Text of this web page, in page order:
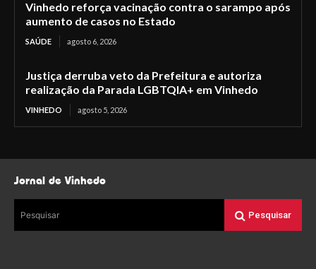
Vinhedo reforça vacinação contra o sarampo após
aumento de casos no Estado
SAÚDE agosto 6, 2026
Justiça derruba veto da Prefeitura e autoriza
realização da Parada LGBTQIA+ em Vinhedo
VINHEDO agosto 5, 2026
Jornal de Vinhedo
Pesquisar Pesquisar